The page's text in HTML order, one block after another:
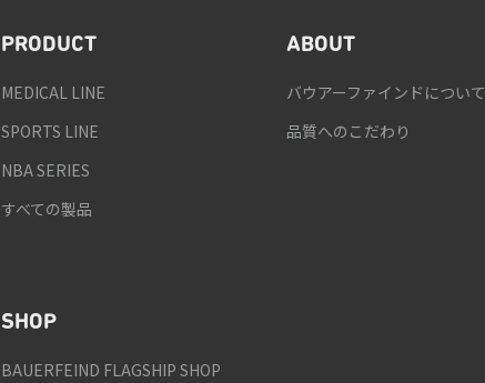
PRODUCT
MEDICAL LINE
SPORTS LINE
NBA SERIES
すべての製品
ABOUT
バウアーファインドについて
品質へのこだわり
SHOP
BAUERFEIND FLAGSHIP SHOP